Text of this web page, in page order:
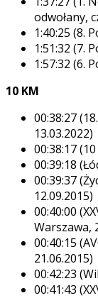
odwołany,
1:40:25 (8.
1:51:32 (7.
1:57:32 (6.
10 KM
00:38:27
13.03.2022)
00:38:17
00:39:18
00:39:37
12.09.2015)
00:40:00
Warszawa,
00:40:15
21.06.2015)
00:42:23
00:41:43